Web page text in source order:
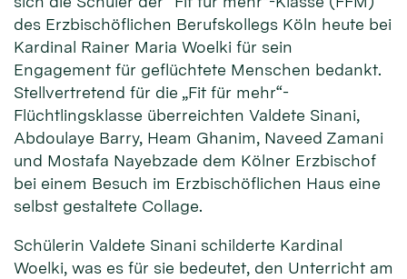
des Erzbischöflichen Berufskollegs Köln heute bei
Kardinal Rainer Maria Woelki für sein
Engagement für geflüchtete Menschen bedankt.
Stellvertretend für die „Fit für mehr“-
Flüchtlingsklasse überreichten Valdete Sinani,
Abdoulaye Barry, Heam Ghanim, Naveed Zamani
und Mostafa Nayebzade dem Kölner Erzbischof
bei einem Besuch im Erzbischöflichen Haus eine
selbst gestaltete Collage.
Schülerin Valdete Sinani schilderte Kardinal
Woelki, was es für sie bedeutet, den Unterricht am